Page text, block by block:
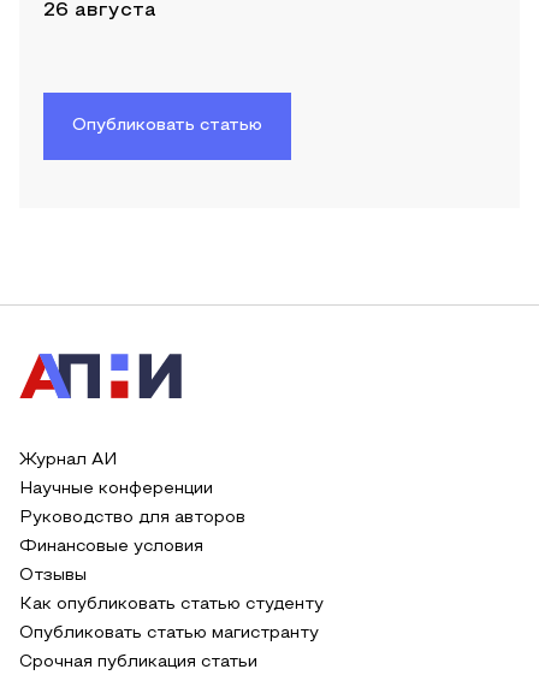
26 августа
Опубликовать статью
Журнал АИ
Научные конференции
Руководство для авторов
Финансовые условия
Отзывы
Как опубликовать статью студенту
Опубликовать статью магистранту
Срочная публикация статьи